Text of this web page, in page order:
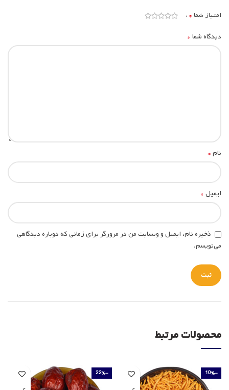
امتیاز شما*
دیدگاه شما*
نام*
ایمیل*
ذخیره نام، ایمیل و وبسایت من در مرورگر برای زمانی که دوباره دیدگاهی
می‌نویسم.
محصولات مرتبط
-10%
-22%